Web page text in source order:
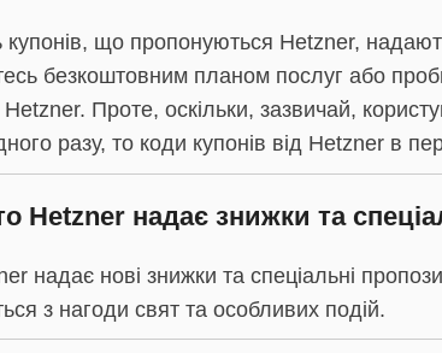
купонів, що пропонуються Hetzner,
безкоштовним планом послуг або
Hetzner. Проте, оскільки, зазвичай,
разу, то коди купонів від Hetzner в
Hetzner надає знижки та
надає нові знижки та спеціальні
з нагоди свят та особливих подій.